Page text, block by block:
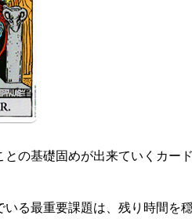
の基礎固めが出来ていくカード
いる最重要課題は、残り時間を